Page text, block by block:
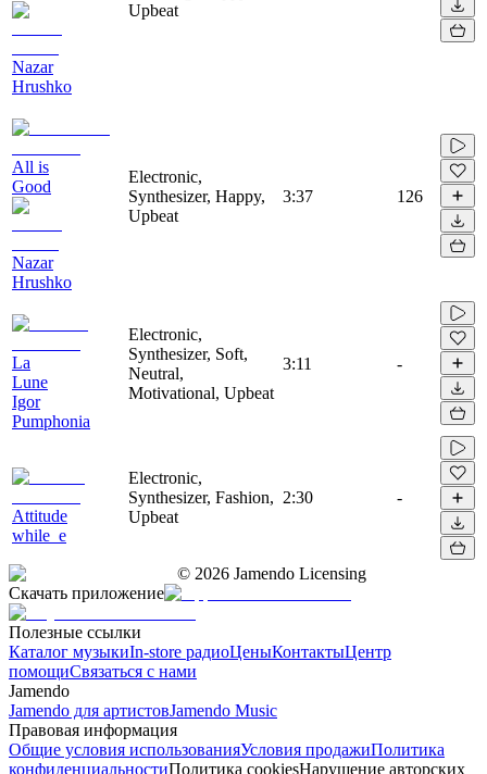
Nazar
Hrushko
Upbeat
All is
Good
Nazar
Hrushko
Electronic,
Synthesizer, Happy,
Upbeat
3:37 126
La
Lune
Igor
Pumphonia
Electronic,
Synthesizer, Soft,
Neutral,
Motivational, Upbeat
3:11 -
Attitude
while_e
Electronic,
Synthesizer, Fashion,
Upbeat
2:30 -
© 2026 Jamendo Licensing
Скачать приложение
Полезные ссылки
Каталог музыкиIn-store радиоЦеныКонтактыЦентр
помощиСвязаться с нами
Jamendo
Jamendo для артистовJamendo Music
Правовая информация
Общие условия использованияУсловия продажиПолитика
конфиденциальностиПолитика cookiesНарушение авторских